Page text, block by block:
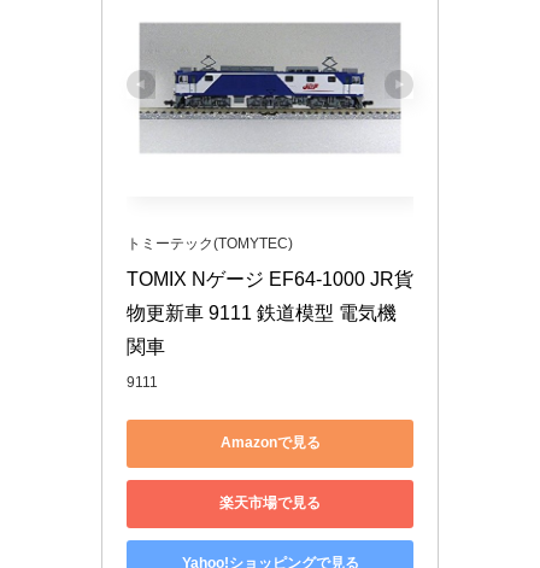
トミーテック(TOMYTEC)
TOMIX Nゲージ EF64-1000 JR貨
物更新車 9111 鉄道模型 電気機
関車
9111
Amazonで見る
楽天市場で見る
Yahoo!ショッピングで見る